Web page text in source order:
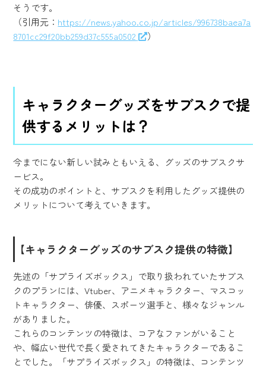
そうです。
（引用元： https://news.yahoo.co.jp/articles/996738baea7a
8701cc29f20bb259d37c555a0502
）
キャラクターグッズをサブスクで提
供するメリットは？
今までにない新しい試みともいえる、グッズのサブスクサ
ービス。
その成功のポイントと、サブスクを利用したグッズ提供の
メリットについて考えていきます。
【キャラクターグッズのサブスク提供の特徴】
先述の「サプライズボックス」で取り扱われていたサブス
クのプランには、Vtuber、アニメキャラクター、マスコッ
トキャラクター、俳優、スポーツ選手と、様々なジャンル
がありました。
これらのコンテンツの特徴は、コアなファンがいること
や、幅広い世代で長く愛されてきたキャラクターであるこ
とでした。「サプライズボックス」の特徴は、コンテンツ